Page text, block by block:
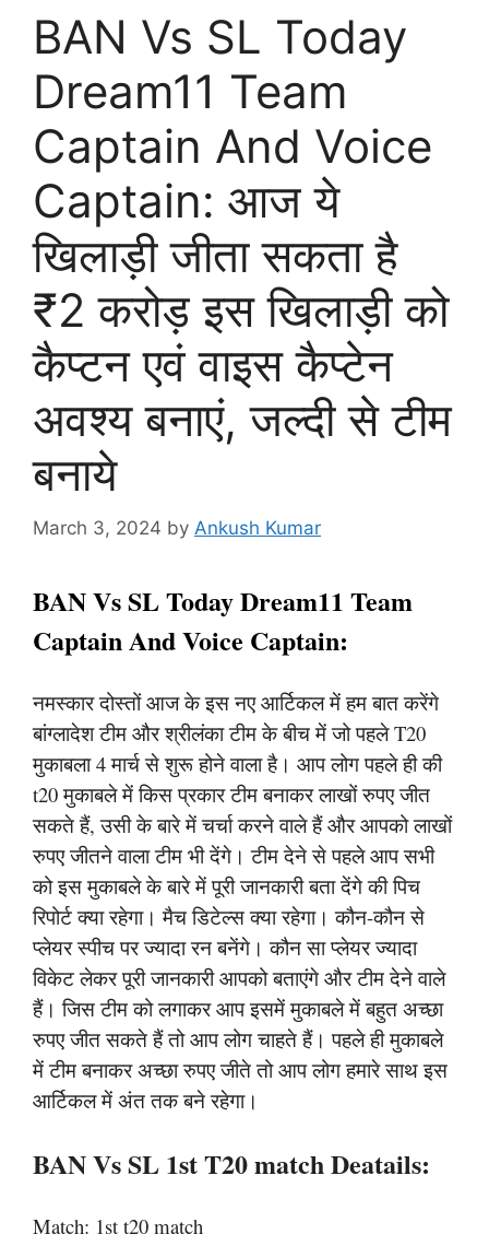
BAN Vs SL Today
Dream11 Team
Captain And Voice
Captain: आज ये
खिलाड़ी जीता सकता है
₹2 करोड़ इस खिलाड़ी को
कैप्टन एवं वाइस कैप्टेन
अवश्य बनाएं, जल्दी से टीम
बनाये
March 3, 2024 by Ankush Kumar
BAN Vs SL Today Dream11 Team
Captain And Voice Captain:
नमस्कार दोस्तों आज के इस नए आर्टिकल में हम बात करेंगे
बांग्लादेश टीम और श्रीलंका टीम के बीच में जो पहले T20
मुकाबला 4 मार्च से शुरू होने वाला है। आप लोग पहले ही की
t20 मुकाबले में किस प्रकार टीम बनाकर लाखों रुपए जीत
सकते हैं, उसी के बारे में चर्चा करने वाले हैं और आपको लाखों
रुपए जीतने वाला टीम भी देंगे। टीम देने से पहले आप सभी
को इस मुकाबले के बारे में पूरी जानकारी बता देंगे की पिच
रिपोर्ट क्या रहेगा। मैच डिटेल्स क्या रहेगा। कौन-कौन से
प्लेयर स्पीच पर ज्यादा रन बनेंगे। कौन सा प्लेयर ज्यादा
विकेट लेकर पूरी जानकारी आपको बताएंगे और टीम देने वाले
हैं। जिस टीम को लगाकर आप इसमें मुकाबले में बहुत अच्छा
रुपए जीत सकते हैं तो आप लोग चाहते हैं। पहले ही मुकाबले
में टीम बनाकर अच्छा रुपए जीते तो आप लोग हमारे साथ इस
आर्टिकल में अंत तक बने रहेगा।
BAN Vs SL 1st T20 match Deatails:
Match: 1st t20 match